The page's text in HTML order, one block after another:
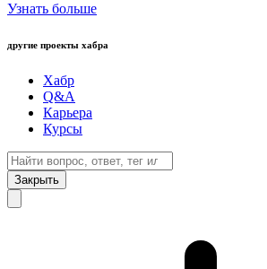
Узнать больше
другие проекты хабра
Хабр
Q&A
Карьера
Курсы
Закрыть